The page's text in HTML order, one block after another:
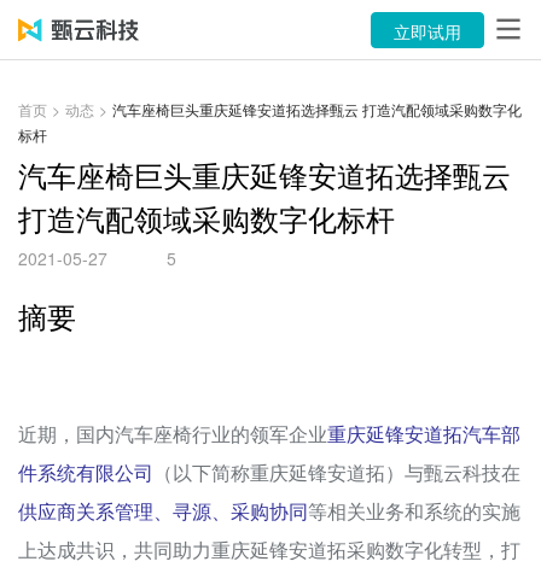
产品
资源中心
关于
售前咨询：400-116-6869
售后服务：400-116-0808
立即试用
首页 > 动态 > 汽车座椅巨头重庆延锋安道拓选择甄云 打造汽配领域采购数字化
标杆
汽车座椅巨头重庆延锋安道拓选择甄云
打造汽配领域采购数字化标杆
2021-05-27 5
摘要
近期，国内汽车座椅行业的领军企业重庆延锋安道拓汽车部
件系统有限公司 （以下简称重庆延锋安道拓）与甄云科技在
供应商关系管理、寻源、采购协同等相关业务和系统的实施
上达成共识，共同助力重庆延锋安道拓采购数字化转型，打